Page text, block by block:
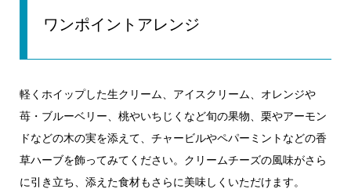
ワンポイントアレンジ
軽くホイップした生クリーム、アイスクリーム、オレンジや
苺・ブルーベリー、桃やいちじくなど旬の果物、栗やアーモン
ドなどの木の実を添えて、チャービルやペパーミントなどの香
草ハーブを飾ってみてください。クリームチーズの風味がさら
に引き立ち、添えた食材もさらに美味しくいただけます。